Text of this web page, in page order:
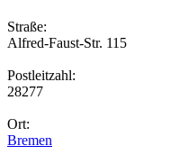
Straße:
Alfred-Faust-Str. 115
Postleitzahl:
28277
Ort:
Bremen